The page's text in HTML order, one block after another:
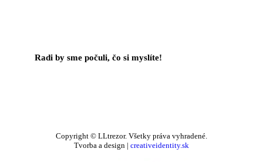
Radi by sme počuli, čo si myslíte!
Copyright © LLtrezor. Všetky práva vyhradené.
Tvorba a design | creativeidentity.sk